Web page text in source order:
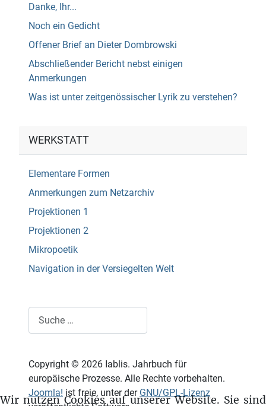
Danke, Ihr...
Noch ein Gedicht
Offener Brief an Dieter Dombrowski
Abschließender Bericht nebst einigen
Anmerkungen
Was ist unter zeitgenössischer Lyrik zu verstehen?
WERKSTATT
Elementare Formen
Anmerkungen zum Netzarchiv
Projektionen 1
Projektionen 2
Mikropoetik
Navigation in der Versiegelten Welt
Copyright © 2026 Iablis. Jahrbuch für
europäische Prozesse. Alle Rechte vorbehalten.
Joomla! ist freie, unter der GNU/GPL-Lizenz
Wir nutzen Cookies auf unserer Website. Sie sind